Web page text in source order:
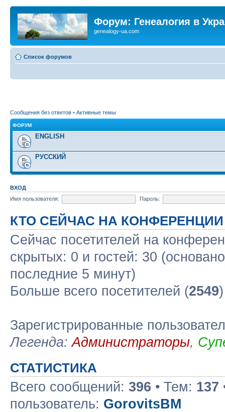
Форум: Генеалогия в
genealogy-ua.com
Список форумов
Сообщения без ответов • Активные темы
ФОРУМ
ENGLISH
РУССКИЙ
ВХОД
Имя пользователя:
Пароль:
КТО СЕЙЧАС НА КОНФЕРЕНЦИИ
Сейчас посетителей на
скрытых: 0 и гостей: 30
последние 5 минут)
Больше всего посетителей (2549
Зарегистрированные
Легенда:Администраторы,
СТАТИСТИКА
Всего сообщений: 396 • Тем: 137
пользователь: GorovitsBM